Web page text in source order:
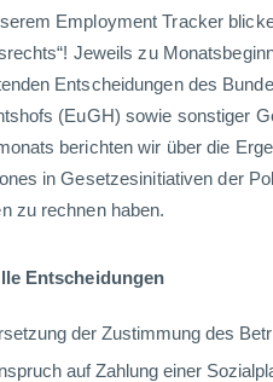
Employment Tracker
Jeweils zu
Entscheidungen des
(EuGH) sowie sonstiger
berichten wir über die
in Gesetzesinitiativen der
zu rechnen haben.
Entscheidungen
der Zustimmung des
auf Zahlung einer